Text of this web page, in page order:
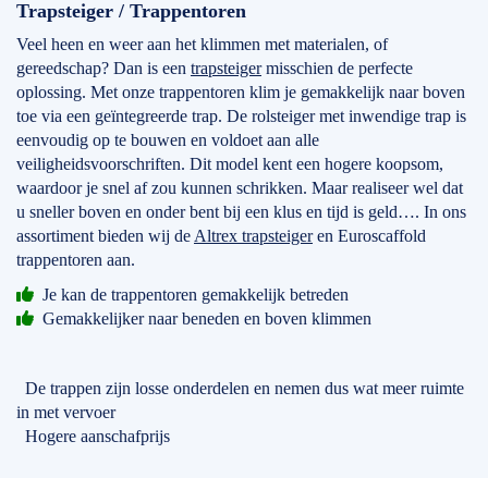
Trapsteiger / Trappentoren
Veel heen en weer aan het klimmen met materialen, of
gereedschap? Dan is een trapsteigermisschien de perfecte
oplossing. Met onze trappentoren klim je gemakkelijk naar boven
toe via een geïntegreerde trap. De rolsteiger met inwendige trap is
eenvoudig op te bouwen en voldoet aan alle
veiligheidsvoorschriften. Dit model kent een hogere koopsom,
waardoor je snel af zou kunnen schrikken. Maar realiseer wel dat
u sneller boven en onder bent bij een klus en tijd is geld…. In ons
assortiment bieden wij de Altrex trapsteigeren Euroscaffold
trappentoren aan.
Je kan de trappentoren gemakkelijk betreden
Gemakkelijker naar beneden en boven klimmen
De trappen zijn losse onderdelen en nemen dus wat meer ruimte
in met vervoer
Hogere aanschafprijs